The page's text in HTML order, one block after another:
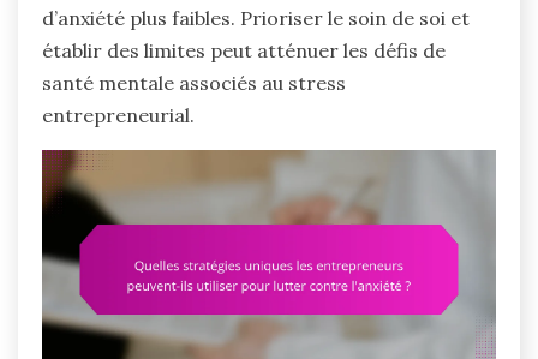
d’anxiété plus faibles. Prioriser le soin de soi et
établir des limites peut atténuer les défis de
santé mentale associés au stress
entrepreneurial.